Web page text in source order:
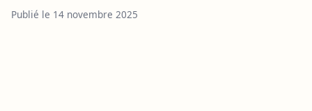
Publié le 14 novembre 2025